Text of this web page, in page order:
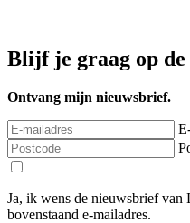
Blijf je graag op de
Ontvang mijn nieuwsbrief.
Ja, ik wens de nieuwsbrief van
bovenstaand e-mailadres.